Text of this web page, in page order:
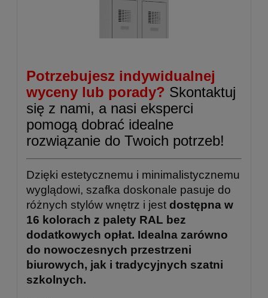
Potrzebujesz indywidualnej
wyceny lub porady? Skontaktuj
się z nami, a nasi eksperci
pomogą dobrać idealne
rozwiązanie do Twoich potrzeb!
Dzięki estetycznemu i minimalistycznemu
wyglądowi, szafka doskonale pasuje do
różnych stylów wnętrz i jest dostępna w
16 kolorach z palety RAL bez
dodatkowych opłat. Idealna zarówno
do nowoczesnych przestrzeni
biurowych, jak i tradycyjnych szatni
szkolnych.